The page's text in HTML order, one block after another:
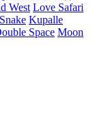
West Love Safari
Snake Kupalle
Space Moon